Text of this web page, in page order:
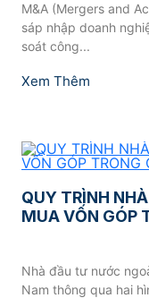
M&A (Mergers and
sáp nhập doanh
soát công...
Xem Thêm
QUY TRÌNH
MUA VỐN GÓP
Nhà đầu tư nước
Nam thông qua hai